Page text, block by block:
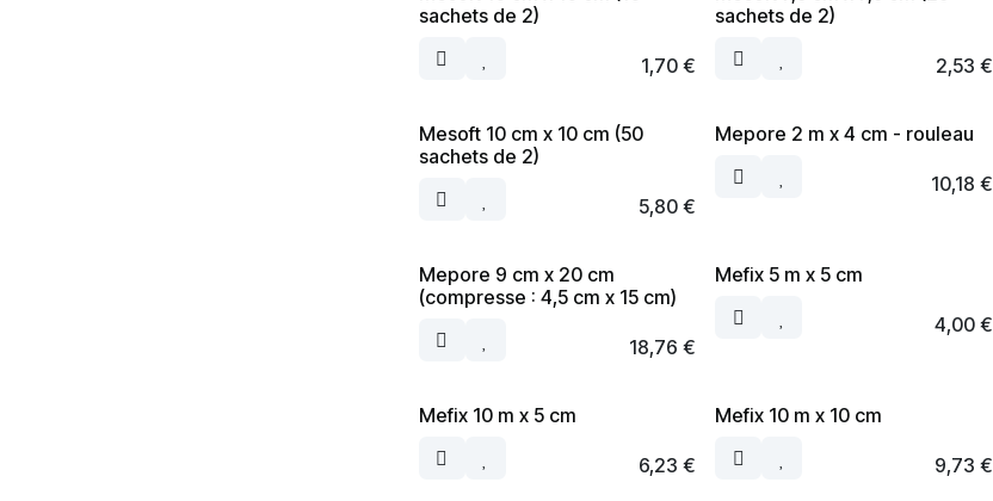
sachets de 2)
1,70 €
sachets de 2)
2,53 €
Mesoft 10 cm x 10 cm (50
sachets de 2)
5,80 €
Mepore 2 m x 4 cm - rouleau
10,18 €
Mepore 9 cm x 20 cm
(compresse : 4,5 cm x 15 cm)
18,76 €
Mefix 5 m x 5 cm
4,00€
Mefix 10 m x 5 cm
6,23 €
Mefix 10 m x 10 cm
9,73 €